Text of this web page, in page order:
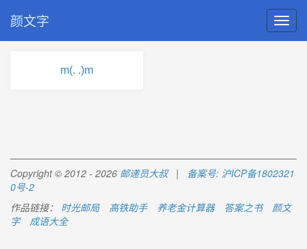
颜文字
m(. .)m
Copyright © 2012 - 2026 邮递员大叔| 备案号: 沪ICP备1802321
0号-2
作品链接： 时光邮局 高铁助手 养老金计算器 答案之书
颜文
字
成语大全